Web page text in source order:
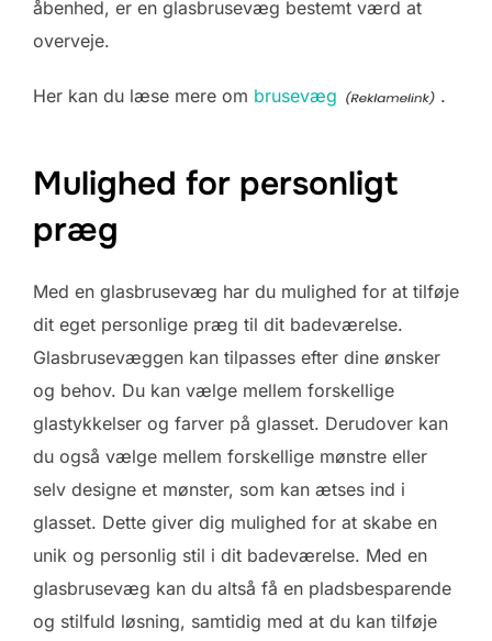
åbenhed, er en glasbrusevæg bestemt værd at
overveje.
Her kan du læse mere om brusevæg .
Mulighed for personligt
præg
Med en glasbrusevæg har du mulighed for at tilføje
dit eget personlige præg til dit badeværelse.
Glasbrusevæggen kan tilpasses efter dine ønsker
og behov. Du kan vælge mellem forskellige
glastykkelser og farver på glasset. Derudover kan
du også vælge mellem forskellige mønstre eller
selv designe et mønster, som kan ætses ind i
glasset. Dette giver dig mulighed for at skabe en
unik og personlig stil i dit badeværelse. Med en
glasbrusevæg kan du altså få en pladsbesparende
og stilfuld løsning, samtidig med at du kan tilføje